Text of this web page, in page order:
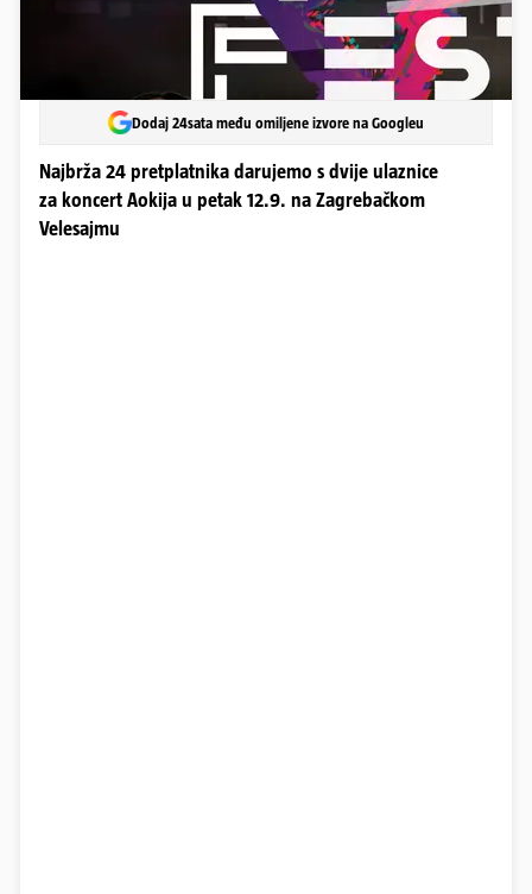
Dodaj 24sata među omiljene izvore na Googleu
Najbrža 24 pretplatnika darujemo s dvije ulaznice
za koncert Aokija u petak 12.9. na Zagrebačkom
Velesajmu